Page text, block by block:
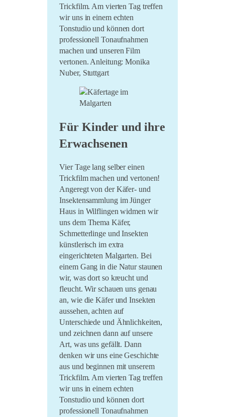
Trickfilm. Am vierten Tag treffen
wir uns in einem echten
Tonstudio und können dort
professionell Tonaufnahmen
machen und unseren Film
vertonen. Anleitung: Monika
Nuber, Stuttgart
Für Kinder und ihre
Erwachsenen
Vier Tage lang selber einen
Trickfilm machen und vertonen!
Angeregt von der Käfer- und
Insektensammlung im Jünger
Haus in Wilflingen widmen wir
uns dem Thema Käfer,
Schmetterlinge und Insekten
künstlerisch im extra
eingerichteten Malgarten. Bei
einem Gang in die Natur staunen
wir, was dort so kreucht und
fleucht. Wir schauen uns genau
an, wie die Käfer und Insekten
aussehen, achten auf
Unterschiede und Ähnlichkeiten,
und zeichnen dann auf unsere
Art, was uns gefällt. Dann
denken wir uns eine Geschichte
aus und beginnen mit unserem
Trickfilm. Am vierten Tag treffen
wir uns in einem echten
Tonstudio und können dort
professionell Tonaufnahmen